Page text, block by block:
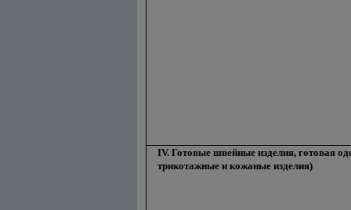
IV. Готовые швейные изделия, готовая
трикотажные и кожаные изделия)